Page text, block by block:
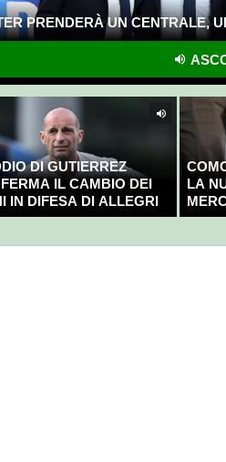
PRENDERÀ UN CENTRALE,
DI GUTIERREZ
IL CAMBIO DEI
IN DIFESA DI ALLEGRI
LA